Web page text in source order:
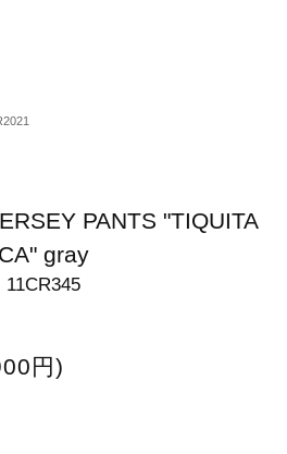
PANTS "TIQUITA
CA" gray
11CR345
円)